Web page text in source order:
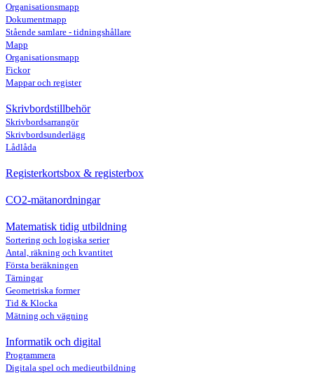
Organisationsmapp
Dokumentmapp
Stående samlare - tidningshållare
Mapp
Organisationsmapp
Fickor
Mappar och register
Skrivbordstillbehör
Skrivbordsarrangör
Skrivbordsunderlägg
Lådlåda
Registerkortsbox & registerbox
CO2-mätanordningar
Matematisk tidig utbildning
Sortering och logiska serier
Antal, räkning och kvantitet
Första beräkningen
Tärningar
Geometriska former
Tid & Klocka
Mätning och vägning
Informatik och digital
Programmera
Digitala spel och medieutbildning